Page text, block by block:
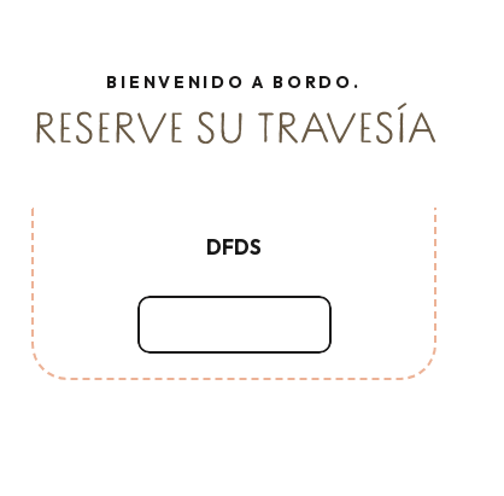
BIENVENIDO A BORDO.
RESERVE SU TRAVESÍA
DFDS